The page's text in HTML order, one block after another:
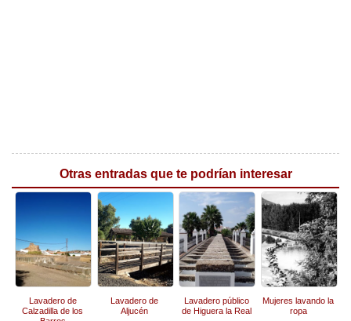
Otras entradas que te podrían interesar
Lavadero de
Calzadilla de los
Lavadero de
Aljucén
Lavadero público
de Higuera la Real
Mujeres lavando la
ropa